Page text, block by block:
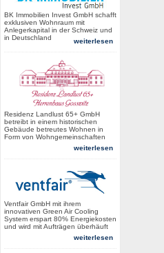
BK Immobilien Invest GmbH schafft
exklusiven Wohnraum mit
Anlegerkapital in der Schweiz und
in Deutschland
weiterlesen
Residenz Landlust 65+ GmbH
betreibt in einem historischen
Gebäude betreutes Wohnen in
Form von Wohngemeinschaften
weiterlesen
Ventfair GmbH mit ihrem
innovativen Green Air Cooling
System erspart 80% Energiekosten
und wird mit Aufträgen überhäuft
weiterlesen